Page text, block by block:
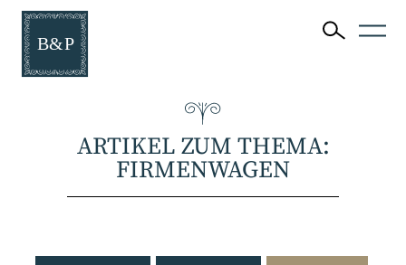
ARTIKEL ZUM THEMA:
FIRMENWAGEN